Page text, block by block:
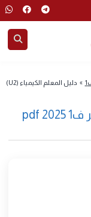
» دليل المعلم الكيمياء (U2) الثاني عشر ف1 2025 pdf قطر
دليل المعلم الكيمياء (U2) الثاني عشر ف1 2025 pdf